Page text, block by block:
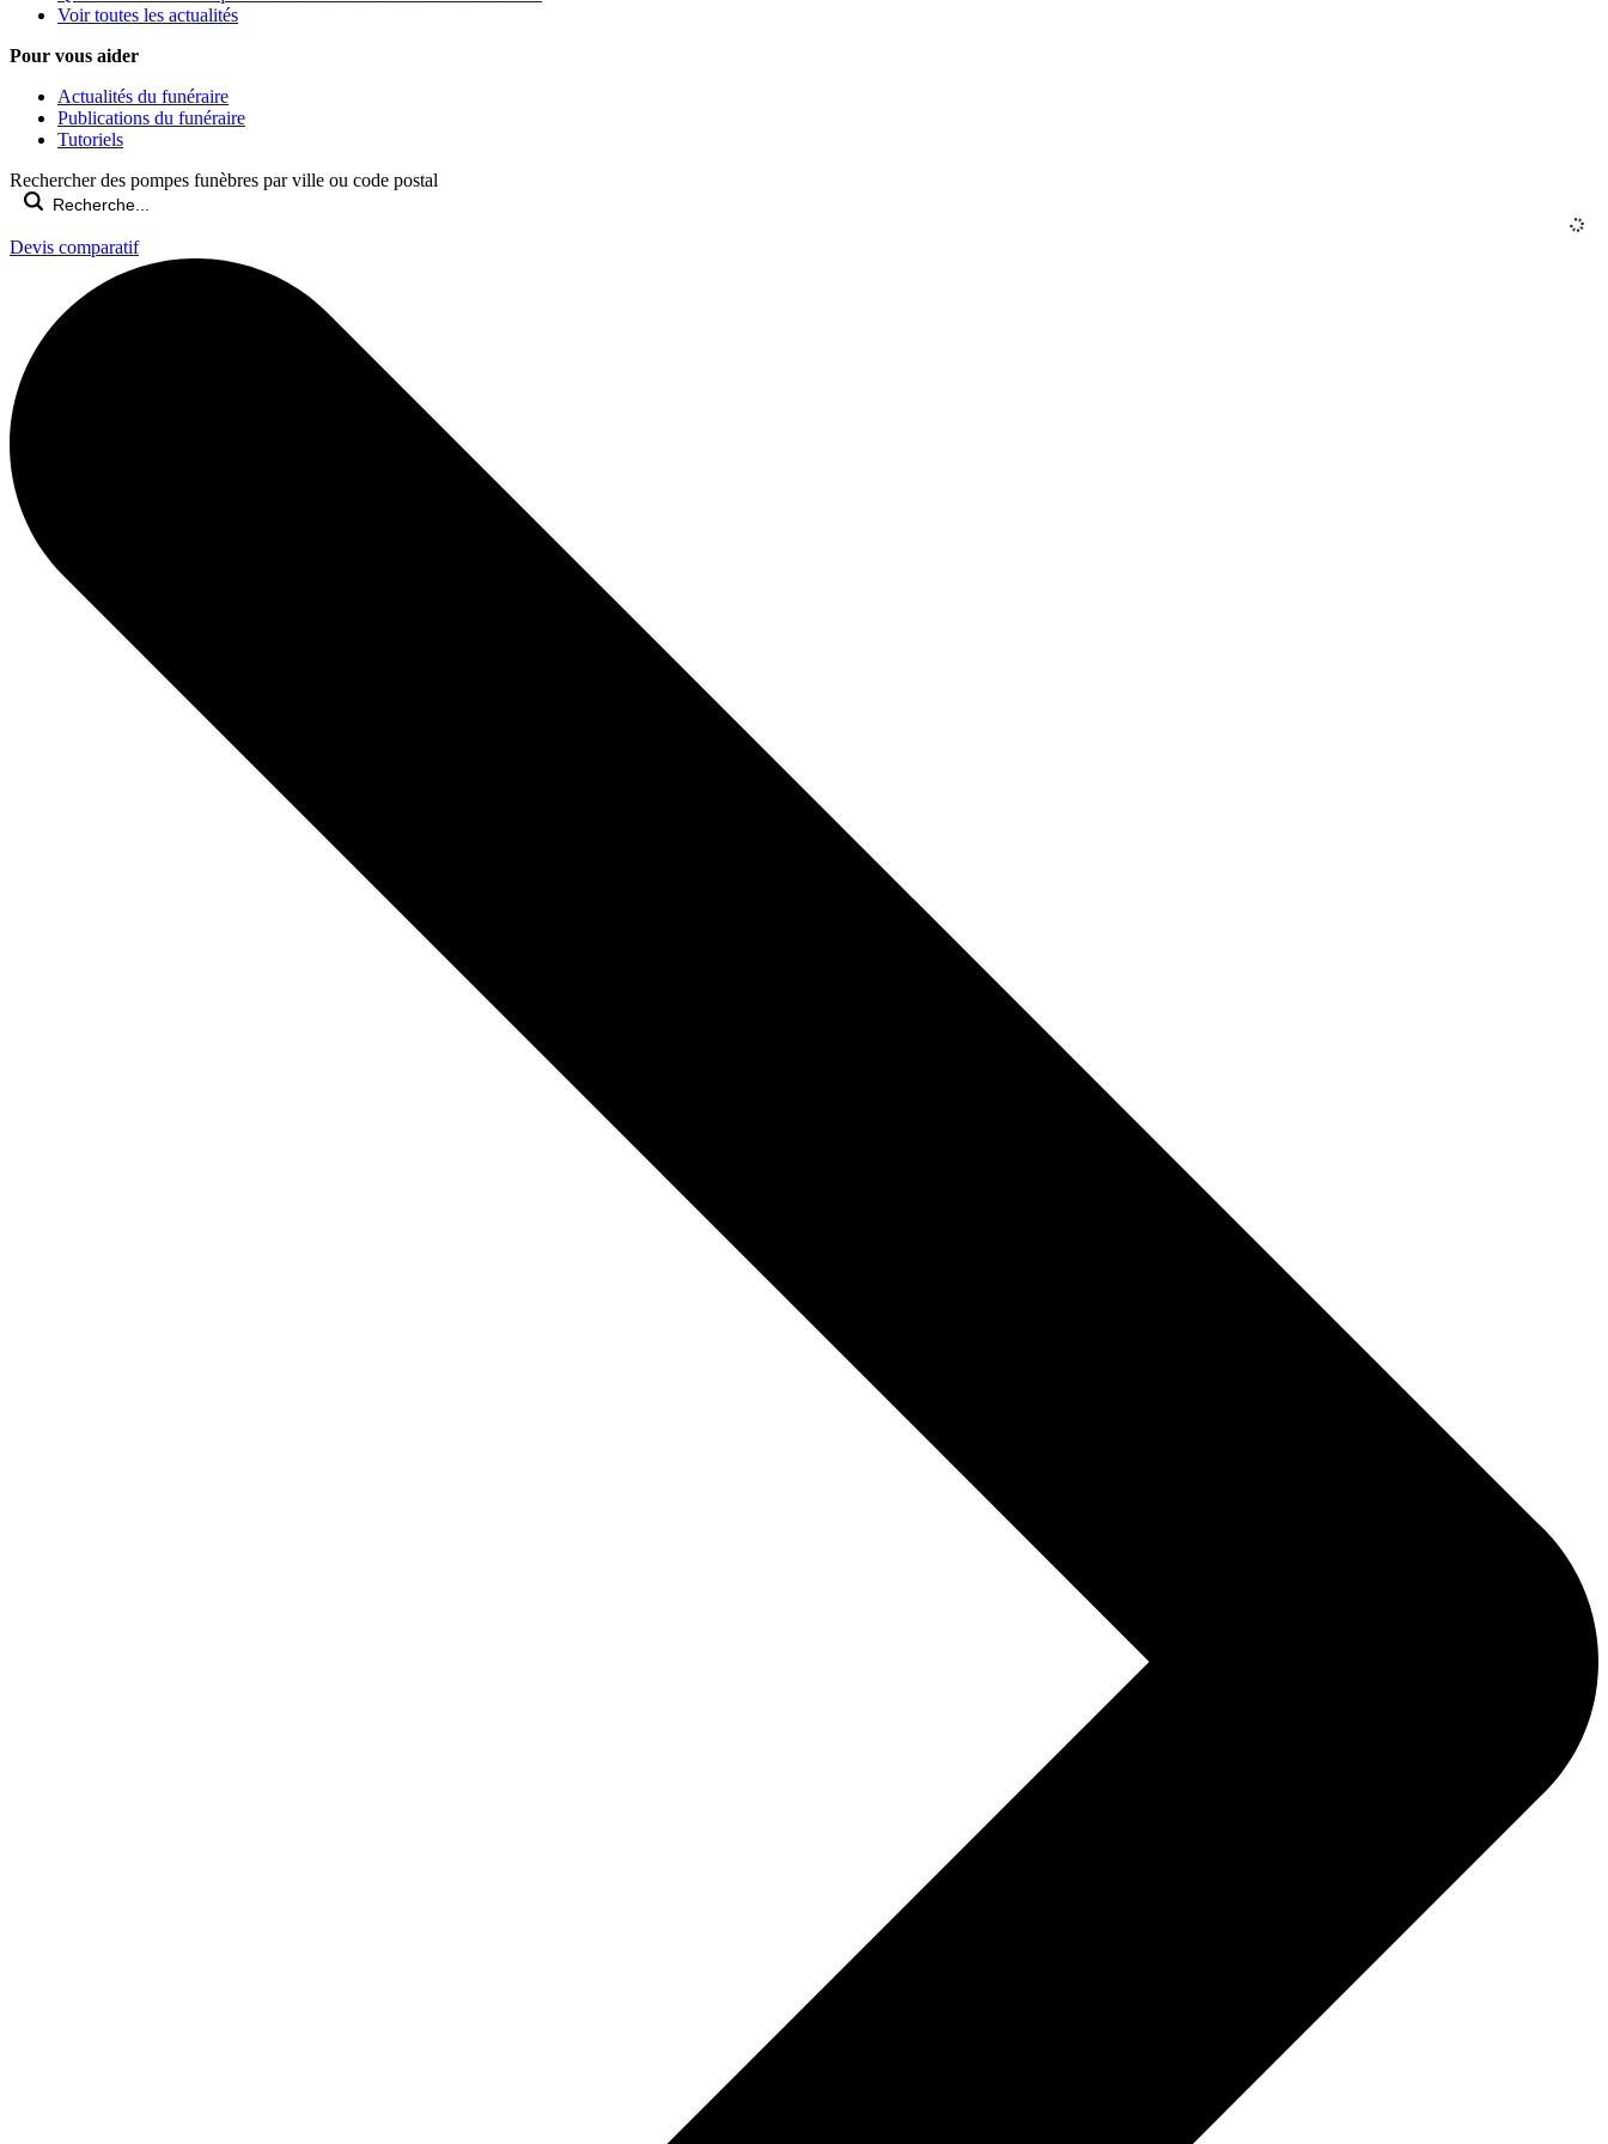
Voir toutes les actualités
Pour vous aider
Actualités du funéraire
Publications du funéraire
Tutoriels
Rechercher des pompes funèbres par ville ou code postal
Devis comparatif